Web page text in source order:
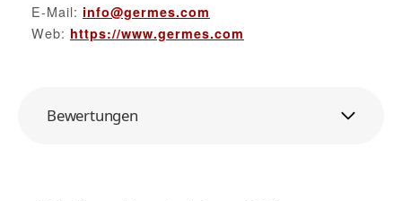
E-Mail: info@germes.com
Web: https://www.germes.com
Bewertungen